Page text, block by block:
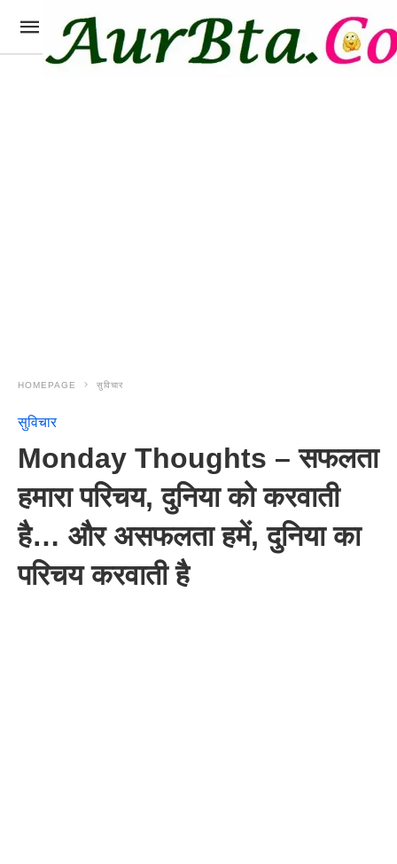
HOMEPAGE सुविचार
सुविचार
Monday Thoughts – सफलता
हमारा परिचय, दुनिया को करवाती
है… और असफलता हमें, दुनिया का
परिचय करवाती है